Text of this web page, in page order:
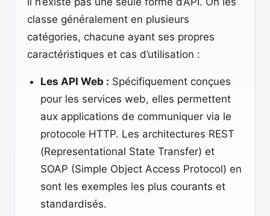
classe généralement en plusieurs
catégories, chacune ayant ses propres
caractéristiques et cas d’utilisation :
Les API Web : Spécifiquement conçues
pour les services web, elles permettent
aux applications de communiquer via le
protocole HTTP. Les architectures REST
(Representational State Transfer) et
SOAP (Simple Object Access Protocol) en
sont les exemples les plus courants et
standardisés.